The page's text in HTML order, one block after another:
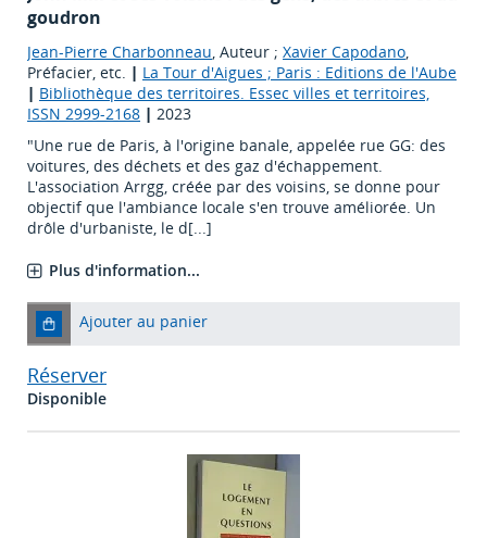
goudron
Jean-Pierre Charbonneau, Auteur ; Xavier Capodano,
Préfacier, etc. | La Tour d'Aigues ; Paris : Editions de l'Aube
| Bibliothèque des territoires. Essec villes et territoires,
ISSN 2999-2168 | 2023
"Une rue de Paris, à l'origine banale, appelée rue GG: des
voitures, des déchets et des gaz d'échappement.
L'association Arrgg, créée par des voisins, se donne pour
objectif que l'ambiance locale s'en trouve améliorée. Un
drôle d'urbaniste, le d[...]
Plus d'information...
Ajouter au panier
Réserver
Disponible